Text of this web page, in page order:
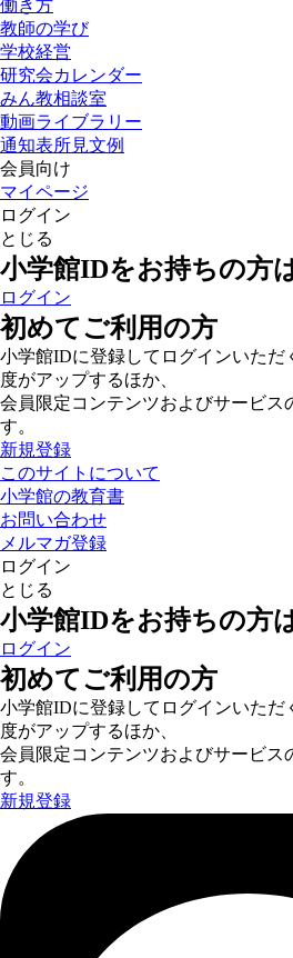
働き方
教師の学び
学校経営
研究会カレンダー
みん教相談室
動画ライブラリー
通知表所見文例
会員向け
マイページ
ログイン
とじる
小学館IDをお持ちの方
ログイン
初めてご利用の方
小学館IDに登録してログインいただ
度がアップするほか、
会員限定コンテンツおよびサービス
す。
新規登録
このサイトについて
小学館の教育書
お問い合わせ
メルマガ登録
ログイン
とじる
小学館IDをお持ちの方
ログイン
初めてご利用の方
小学館IDに登録してログインいただ
度がアップするほか、
会員限定コンテンツおよびサービス
す。
新規登録